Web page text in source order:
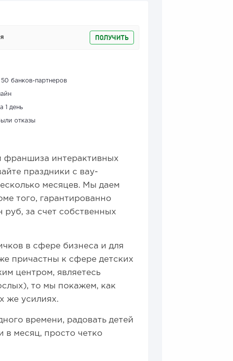
ПОЛУЧИТЬ
банков-партнеров
1 день
отказы
франшиза интерактивных
праздники с вау-
месяцев. Мы даем
того, гарантированно
руб, за счет собственных
в сфере бизнеса и для
причастны к сфере детских
центром, являетесь
то мы покажем, как
же усилиях.
времени, радовать детей
в месяц, просто четко